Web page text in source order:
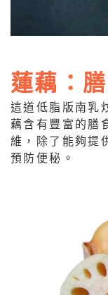
蓮藕：
這道低脂版南乳
藕含有豐富的膳
維，除了能夠提
預防便秘。